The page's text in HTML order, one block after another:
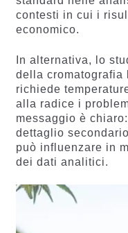
contesti in cui i
economico.
In alternativa, lo
della cromatografia
richiede
alla radice i
messaggio è
dettaglio
può influenzare in
dei dati analitici.